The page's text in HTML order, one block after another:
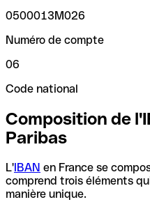
0500013M026
Numéro de compte
06
Code national
Composition de
Paribas
L'IBAN en France se
comprend trois éléments
manière unique.